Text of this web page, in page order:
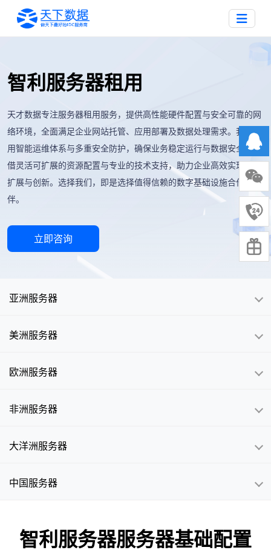
智利服务器租用
天才数据专注服务器租用服务，提供高性能硬件配置与安全可靠的网
络环境，全面满足企业网站托管、应用部署及数据处理需求。我们采
用智能运维体系与多重安全防护，确保业务稳定运行与数据安全。凭
借灵活可扩展的资源配置与专业的技术支持，助力企业高效实现业务
扩展与创新。选择我们，即是选择值得信赖的数字基础设施合作伙
伴。
立即咨询
亚洲服务器
美洲服务器
欧洲服务器
非洲服务器
大洋洲服务器
中国服务器
智利服务器服务器基础配置